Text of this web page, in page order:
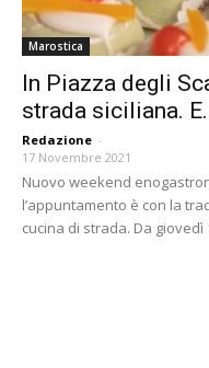
Marostica
In Piazza degli
strada siciliana.
Redazione -
17 Novembre 2021
Nuovo weekend
l’appuntamento è con la
cucina di strada. Da giovedì